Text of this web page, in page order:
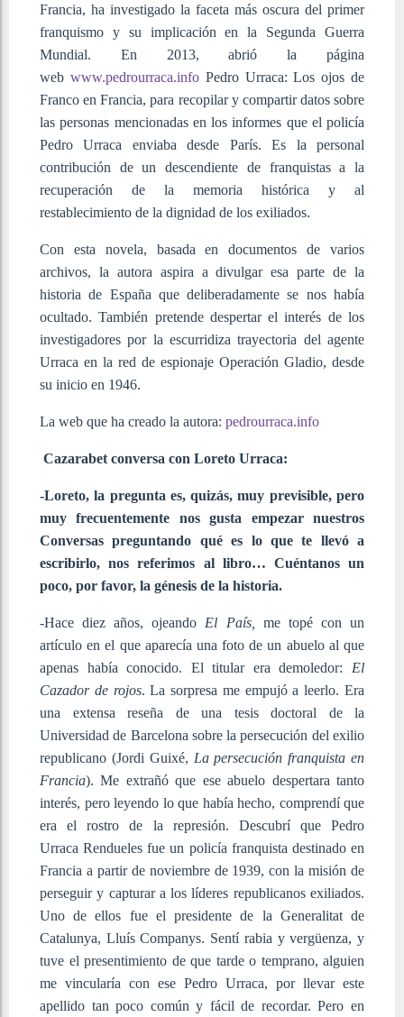
Francia, ha investigado la faceta más oscura del primer
franquismo y su implicación en la Segunda Guerra
Mundial. En 2013, abrió la página
web www.pedrourraca.infoPedro Urraca: Los ojos de
Franco en Francia, para recopilar y compartir datos sobre
las personas mencionadas en los informes que el policía
Pedro Urraca enviaba desde París. Es la personal
contribución de un descendiente de franquistas a la
recuperación de la memoria histórica y al
restablecimiento de la dignidad de los exiliados.
Con esta novela, basada en documentos de varios
archivos, la autora aspira a divulgar esa parte de la
historia de España que deliberadamente se nos había
ocultado. También pretende despertar el interés de los
investigadores por la escurridiza trayectoria del agente
Urraca en la red de espionaje Operación Gladio, desde
su inicio en 1946.
La web que ha creado la autora: pedrourraca.info
Cazarabet conversa con Loreto Urraca:
-Loreto, la pregunta es, quizás, muy previsible, pero
muy frecuentemente nos gusta empezar nuestros
Conversas preguntando qué es lo que te llevó a
escribirlo, nos referimos al libro… Cuéntanos un
poco, por favor, la génesis de la historia.
-Hace diez años, ojeando El País,
me topé con un
artículo en el que aparecía una foto de un abuelo al que
apenas había conocido. El titular era demoledor: El
Cazador de rojos. La sorpresa me empujó a leerlo. Era
una extensa reseña de una tesis doctoral de la
Universidad de Barcelona sobre la persecución del exilio
republicano (Jordi Guixé, La persecución franquista en
Francia). Me extrañó que ese abuelo despertara tanto
interés, pero leyendo lo que había hecho, comprendí que
era el rostro de la represión. Descubrí que Pedro
Urraca Rendueles fue un policía franquista destinado en
Francia a partir de noviembre de 1939, con la misión de
perseguir y capturar a los líderes republicanos exiliados.
Uno de ellos fue el presidente de la Generalitat de
Catalunya, Lluís Companys. Sentí rabia y vergüenza, y
tuve el presentimiento de que tarde o temprano, alguien
me vincularía con ese Pedro Urraca, por llevar este
apellido tan poco común y fácil de recordar. Pero en